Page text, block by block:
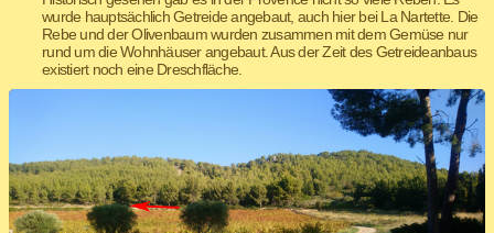
wurde hauptsächlich Getreide angebaut, auch hier bei La Nartette. Die
Rebe und der Olivenbaum wurden zusammen mit dem Gemüse nur
rund um die Wohnhäuser angebaut. Aus der Zeit des Getreideanbaus
existiert noch eine Dreschfläche.